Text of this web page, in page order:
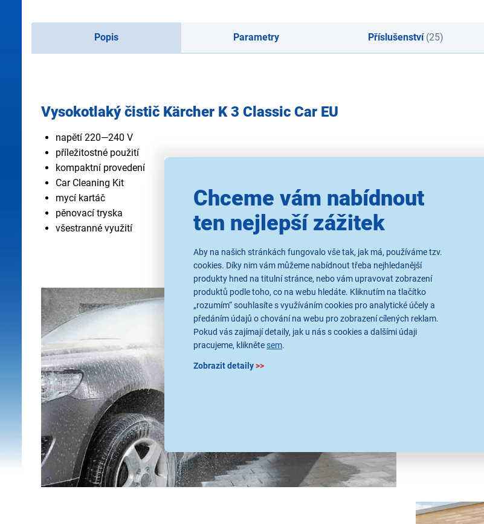
Chceme vám nabídnout
ten nejlepší zážitek
Aby na našich stránkách fungovalo vše tak, jak má, používáme tzv.
cookies. Díky nim vám můžeme nabídnout třeba nejhledanější
produkty hned na titulní stránce, nebo vám upravovat zobrazení
produktů podle toho, co na webu hledáte. Kliknutím na tlačítko
„rozumím“ souhlasíte s využíváním cookies pro analytické účely a
předáním údajů o chování na webu pro zobrazení cílených reklam.
Pokud vás zajímají detaily, jak u nás s cookies a dalšími údaji
pracujeme, klikněte sem.
Zobrazit detaily>>
Popis Parametry Příslušenství(25)
Vysokotlaký čistič Kärcher K 3 Classic Car EU
napětí 220—240 V
příležitostné použití
kompaktní provedení
Car Cleaning Kit
mycí kartáč
pěnovací tryska
všestranné využití
Výkonný
odstranění
obsahující
rozpouštění
,